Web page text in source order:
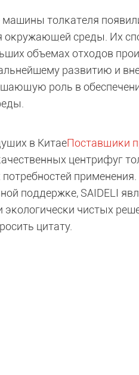
толкателя
окружающей среды. Их
объемах отходов
развитию и
роль в
в КитаеПоставщики
центрифуг
поддержке, SAIDELI
чистых
цитату.